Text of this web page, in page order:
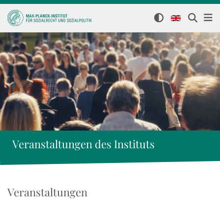
Veranstaltungen des Instituts
Veranstaltungen